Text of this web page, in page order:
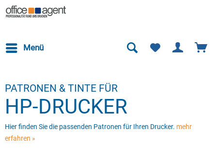
Menü
PATRONEN & TINTE FÜR
HP-DRUCKER
Hier finden Sie die passenden Patronen für Ihren Drucker. mehr
erfahren »